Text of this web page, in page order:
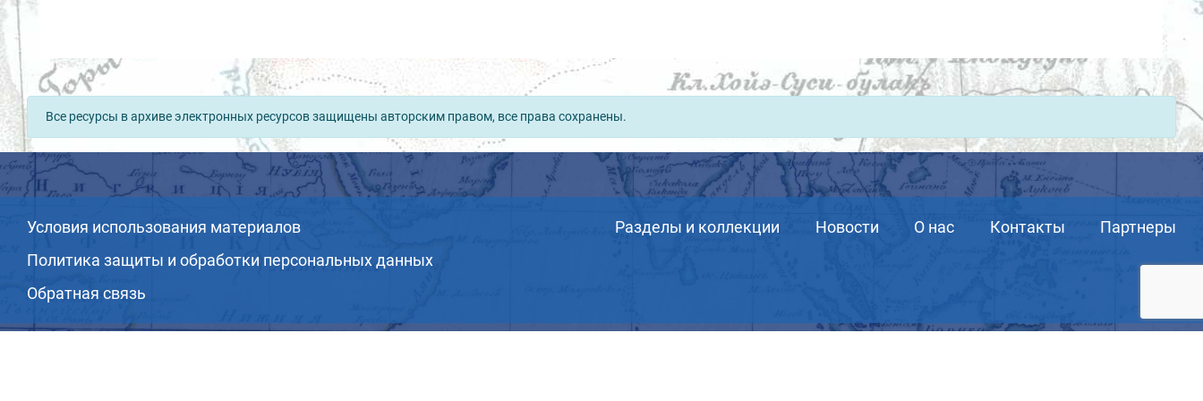
Все ресурсы в архиве электронных ресурсов защищены авторским правом, все права сохранены.
Условия использования материалов
Политика защиты и обработки персональных данных
Обратная связь
Разделы и коллекции Новости О нас Контакты Партнеры